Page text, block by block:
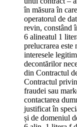
în măsura în
operatorul de
revin, constând
6 alineatul 1
prelucrarea este
interesele
decontărilor
din Contractul
Contractul
fraudei sau
contactarea
justificat în
și de domeniul